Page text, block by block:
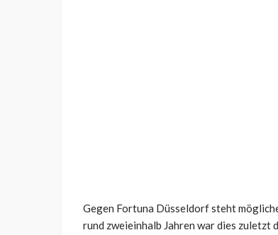
Gegen Fortuna Düsseldorf steht
rund zweieinhalb Jahren war dies zuletzt